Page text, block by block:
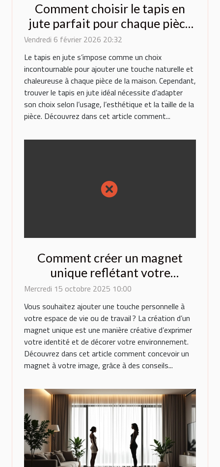
Comment choisir le tapis en
jute parfait pour chaque pièce
de la maison ?
Vendredi 6 février 2026 20:32
Le tapis en jute s’impose comme un choix
incontournable pour ajouter une touche naturelle et
chaleureuse à chaque pièce de la maison. Cependant,
trouver le tapis en jute idéal nécessite d’adapter
son choix selon l’usage, l’esthétique et la taille de la
pièce. Découvrez dans cet article comment...
Comment créer un magnet
unique reflétant votre
personnalité?
Mercredi 15 octobre 2025 10:00
Vous souhaitez ajouter une touche personnelle à
votre espace de vie ou de travail ? La création d’un
magnet unique est une manière créative d’exprimer
votre identité et de décorer votre environnement.
Découvrez dans cet article comment concevoir un
magnet à votre image, grâce à des conseils...